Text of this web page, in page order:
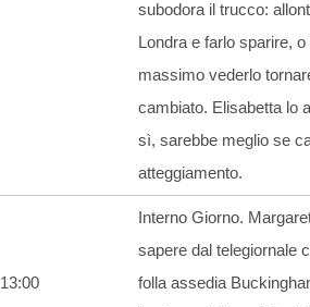
subodora il trucco:
Londra e farlo sparire, o
massimo vederlo
cambiato. Elisabetta lo
sì, sarebbe meglio se
atteggiamento.
13:00
Interno Giorno.
sapere dal telegiornale
folla assedia